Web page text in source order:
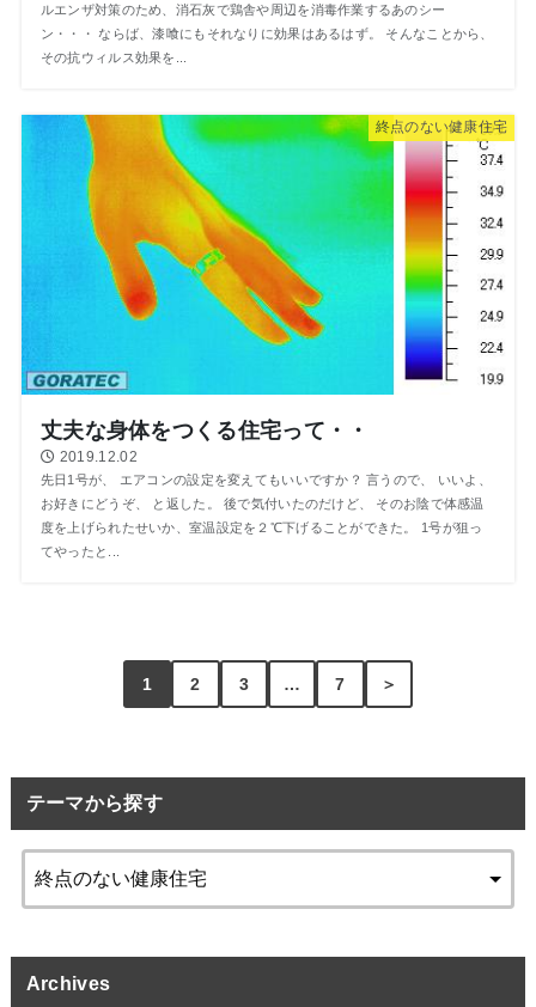
ルエンザ対策のため、消石灰で鶏舎や周辺を消毒作業するあのシー
ン・・・ ならば、漆喰にもそれなりに効果はあるはず。 そんなことから、
その抗ウィルス効果を...
終点のない健康住宅
丈夫な身体をつくる住宅って・・
2019.12.02
先日1号が、 エアコンの設定を変えてもいいですか？ 言うので、 いいよ、
お好きにどうぞ、 と返した。 後で気付いたのだけど、 そのお陰で体感温
度を上げられたせいか、室温設定を２℃下げることができた。 1号が狙っ
てやったと...
1 2 3 … 7 ＞
テーマから探す
Archives